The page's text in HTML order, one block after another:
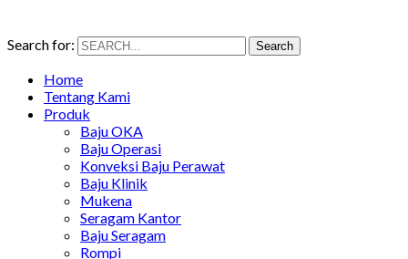
Search for: Search
Home
Tentang Kami
Produk
Baju OKA
Baju Operasi
Konveksi Baju Perawat
Baju Klinik
Mukena
Seragam Kantor
Baju Seragam
Rompi